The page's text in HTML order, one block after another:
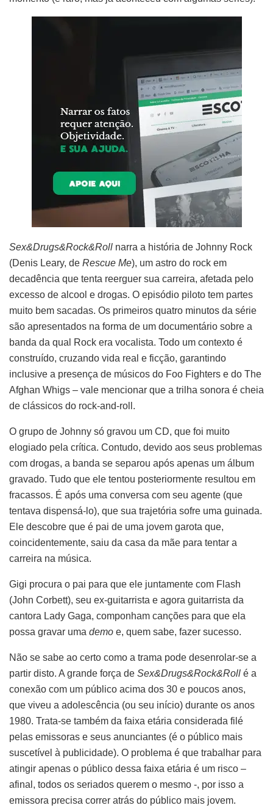
Sex&Drugs&Rock&Roll narra a história de Johnny Rock
(Denis Leary, de Rescue Me), um astro do rock em
decadência que tenta reerguer sua carreira, afetada pelo
excesso de alcool e drogas. O episódio piloto tem partes
muito bem sacadas. Os primeiros quatro minutos da série
são apresentados na forma de um documentário sobre a
banda da qual Rock era vocalista. Todo um contexto é
construído, cruzando vida real e ficção, garantindo
inclusive a presença de músicos do Foo Fighters e do The
Afghan Whigs – vale mencionar que a trilha sonora é cheia
de clássicos do rock-and-roll.
O grupo de Johnny só gravou um CD, que foi muito
elogiado pela crítica. Contudo, devido aos seus problemas
com drogas, a banda se separou após apenas um álbum
gravado. Tudo que ele tentou posteriormente resultou em
fracassos. É após uma conversa com seu agente (que
tentava dispensá-lo), que sua trajetória sofre uma guinada.
Ele descobre que é pai de uma jovem garota que,
coincidentemente, saiu da casa da mãe para tentar a
carreira na música.
Gigi procura o pai para que ele juntamente com Flash
(John Corbett), seu ex-guitarrista e agora guitarrista da
cantora Lady Gaga, componham canções para que ela
possa gravar uma demo e, quem sabe, fazer sucesso.
Não se sabe ao certo como a trama pode desenrolar-se a
partir disto. A grande força de Sex&Drugs&Rock&Roll é a
conexão com um público acima dos 30 e poucos anos,
que viveu a adolescência (ou seu início) durante os anos
1980. Trata-se também da faixa etária considerada filé
pelas emissoras e seus anunciantes (é o público mais
suscetível à publicidade). O problema é que trabalhar para
atingir apenas o público dessa faixa etária é um risco –
afinal, todos os seriados querem o mesmo -, por isso a
emissora precisa correr atrás do público mais jovem.